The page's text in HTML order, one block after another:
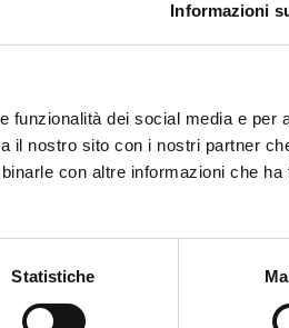
Informazioni
funzionalità dei social media e per
il nostro sito con i nostri partner
con altre informazioni che ha
Statistiche